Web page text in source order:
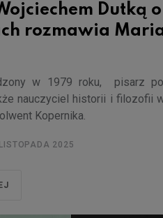
Dutką o
rozmawia
w 1979 roku, pisarz
nauczyciel historii i filozofii
Kopernika.
2025